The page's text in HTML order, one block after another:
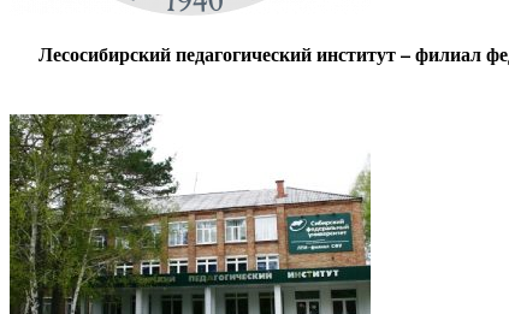
Лесосибирский педагогический институт – филиал